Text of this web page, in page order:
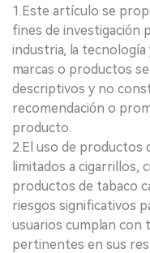
1.Este artículo se
fines de investigación
industria, la tecnología
marcas o productos
descriptivos y no
recomendación o
producto.
2.El uso de productos
limitados a cigarrillos,
productos de tabaco
riesgos significativos
usuarios cumplan con
pertinentes en sus